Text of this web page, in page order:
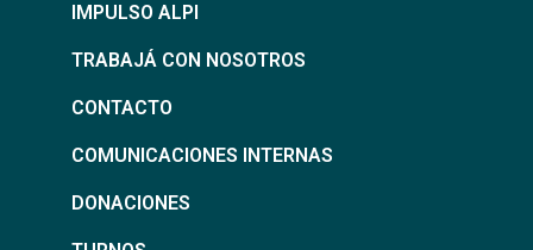
IMPULSO ALPI
TRABAJÁ CON NOSOTROS
CONTACTO
COMUNICACIONES INTERNAS
DONACIONES